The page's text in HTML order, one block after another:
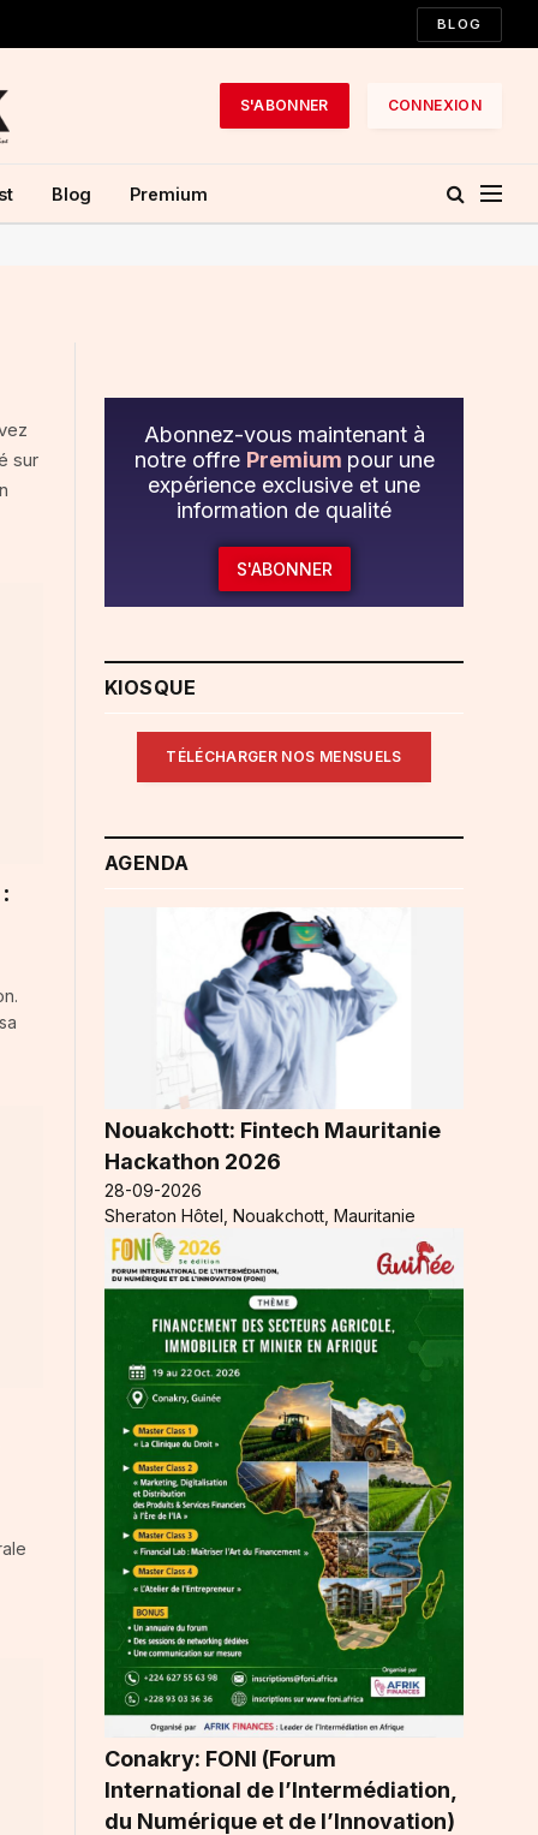
BLOG
S'ABONNER CONNEXION
Blog Premium
sur
Abonnez-vous maintenant à
notre offre Premium pour une
expérience exclusive et une
information de qualité
S'ABONNER
KIOSQUE
TÉLÉCHARGER NOS MENSUELS
AGENDA
Nouakchott: Fintech Mauritanie
Hackathon 2026
28-09-2026
Sheraton Hôtel, Nouakchott, Mauritanie
Conakry: FONI (Forum
International de l’Intermédiation,
du Numérique et de l’Innovation)